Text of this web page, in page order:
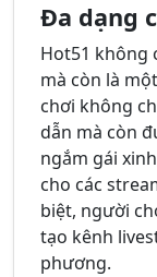
Đa dạng
Hot51 không
mà còn là
chơi không
dẫn mà còn
ngắm gái
cho các
biệt, người
tạo kênh
phương.